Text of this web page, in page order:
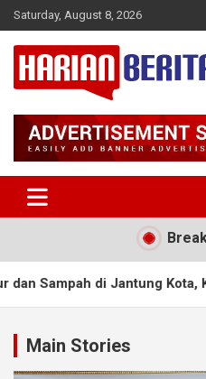
Skip
to
content
Saturday, August 8, 2026
Harian Berita
di Jantung Kota, Ketua
Main Stories